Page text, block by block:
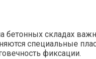
складах
специальные
фиксации.